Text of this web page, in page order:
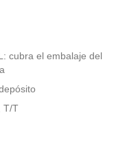
cubra el embalaje del
T/T